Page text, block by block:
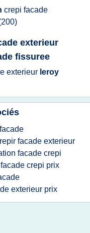
crepi facade
exterieur
fissuree
exterieur leroy
facade exterieur
facade crepi
crepi prix
exterieur prix